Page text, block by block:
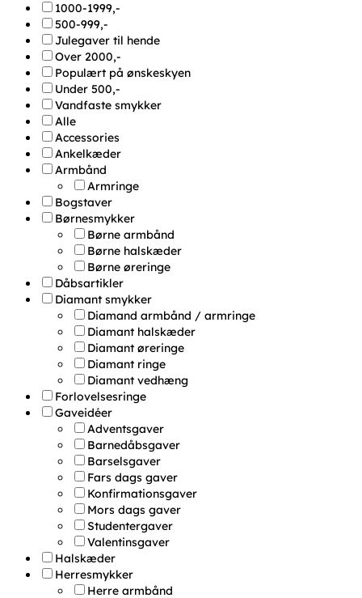
1000-1999,-
500-999,-
Julegaver til hende
Over 2000,-
Populært på ønskeskyen
Under 500,-
Vandfaste smykker
Alle
Accessories
Ankelkæder
Armbånd
Armringe
Bogstaver
Børnesmykker
Børne armbånd
Børne halskæder
Børne øreringe
Dåbsartikler
Diamant smykker
Diamand armbånd / armringe
Diamant halskæder
Diamant øreringe
Diamant ringe
Diamant vedhæng
Forlovelsesringe
Gaveidéer
Adventsgaver
Barnedåbsgaver
Barselsgaver
Fars dags gaver
Konfirmationsgaver
Mors dags gaver
Studentergaver
Valentinsgaver
Halskæder
Herresmykker
Herre armbånd